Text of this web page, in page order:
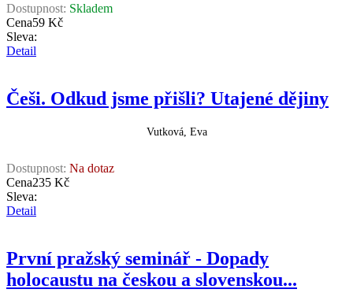
Dostupnost: Skladem
Cena59 Kč
Sleva:
Detail
Češi. Odkud jsme přišli? Utajené dějiny
Vutková, Eva
Dostupnost: Na dotaz
Cena235 Kč
Sleva:
Detail
První pražský seminář - Dopady
holocaustu na českou a slovenskou...